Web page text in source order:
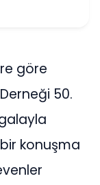
göre
50.
konuşma